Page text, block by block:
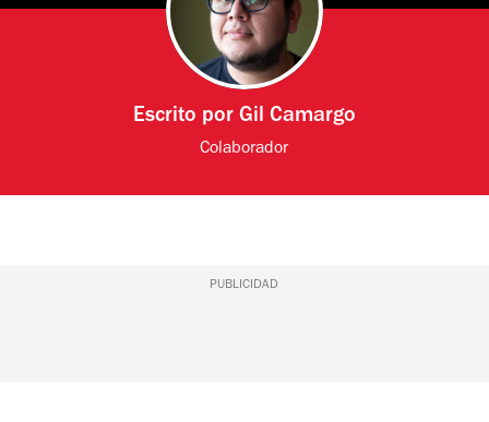
Escrito por Gil Camargo
Colaborador
PUBLICIDAD